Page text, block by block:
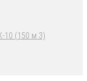
10 (150 м 3)